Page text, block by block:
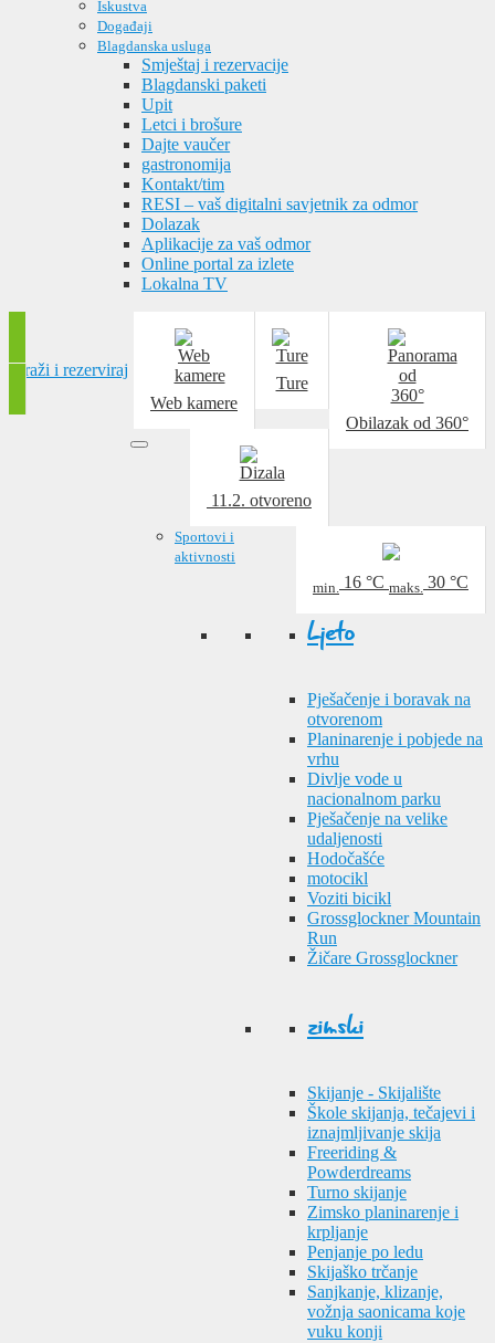
Iskustva
Događaji
Blagdanska usluga
Smještaj i rezervacije
Blagdanski paketi
Upit
Letci i brošure
Dajte vaučer
gastronomija
Kontakt/tim
RESI – vaš digitalni savjetnik za odmor
Dolazak
Aplikacije za vaš odmor
Online portal za izlete
Lokalna TV
Obilazak od 360°
Ture
Web kamere
11.2. otvoreno
min. 16 °C maks. 30 °C
Traži i rezerviraj
Sportovi i
aktivnosti
Ljeto
Pješačenje i boravak na
otvorenom
Planinarenje i pobjede na
vrhu
Divlje vode u
nacionalnom parku
Pješačenje na velike
udaljenosti
Hodočašće
motocikl
Voziti bicikl
Grossglockner Mountain
Run
Žičare Grossglockner
zimski
Skijanje - Skijalište
Škole skijanja, tečajevi i
iznajmljivanje skija
Freeriding &
Powderdreams
Turno skijanje
Zimsko planinarenje i
krpljanje
Penjanje po ledu
Skijaško trčanje
Sanjkanje, klizanje,
vožnja saonicama koje
vuku konji